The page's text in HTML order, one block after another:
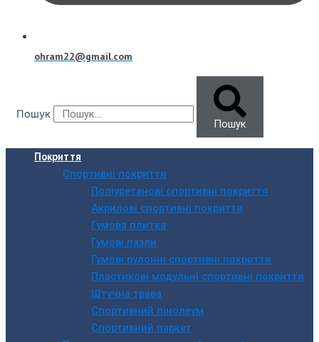
ohram22@gmail.com
Пошук
Пошук
Покриття
Спортивні покриття
Поліуретанові спортивні покриття
Акрилові спортивні покриття
Гумова плитка
Гумові пазли
Гумові рулонні спортивні покриття
Пластикові модульні спортивні покриття
Штучна трава
Спортивний лінолеум
Спортивний паркет